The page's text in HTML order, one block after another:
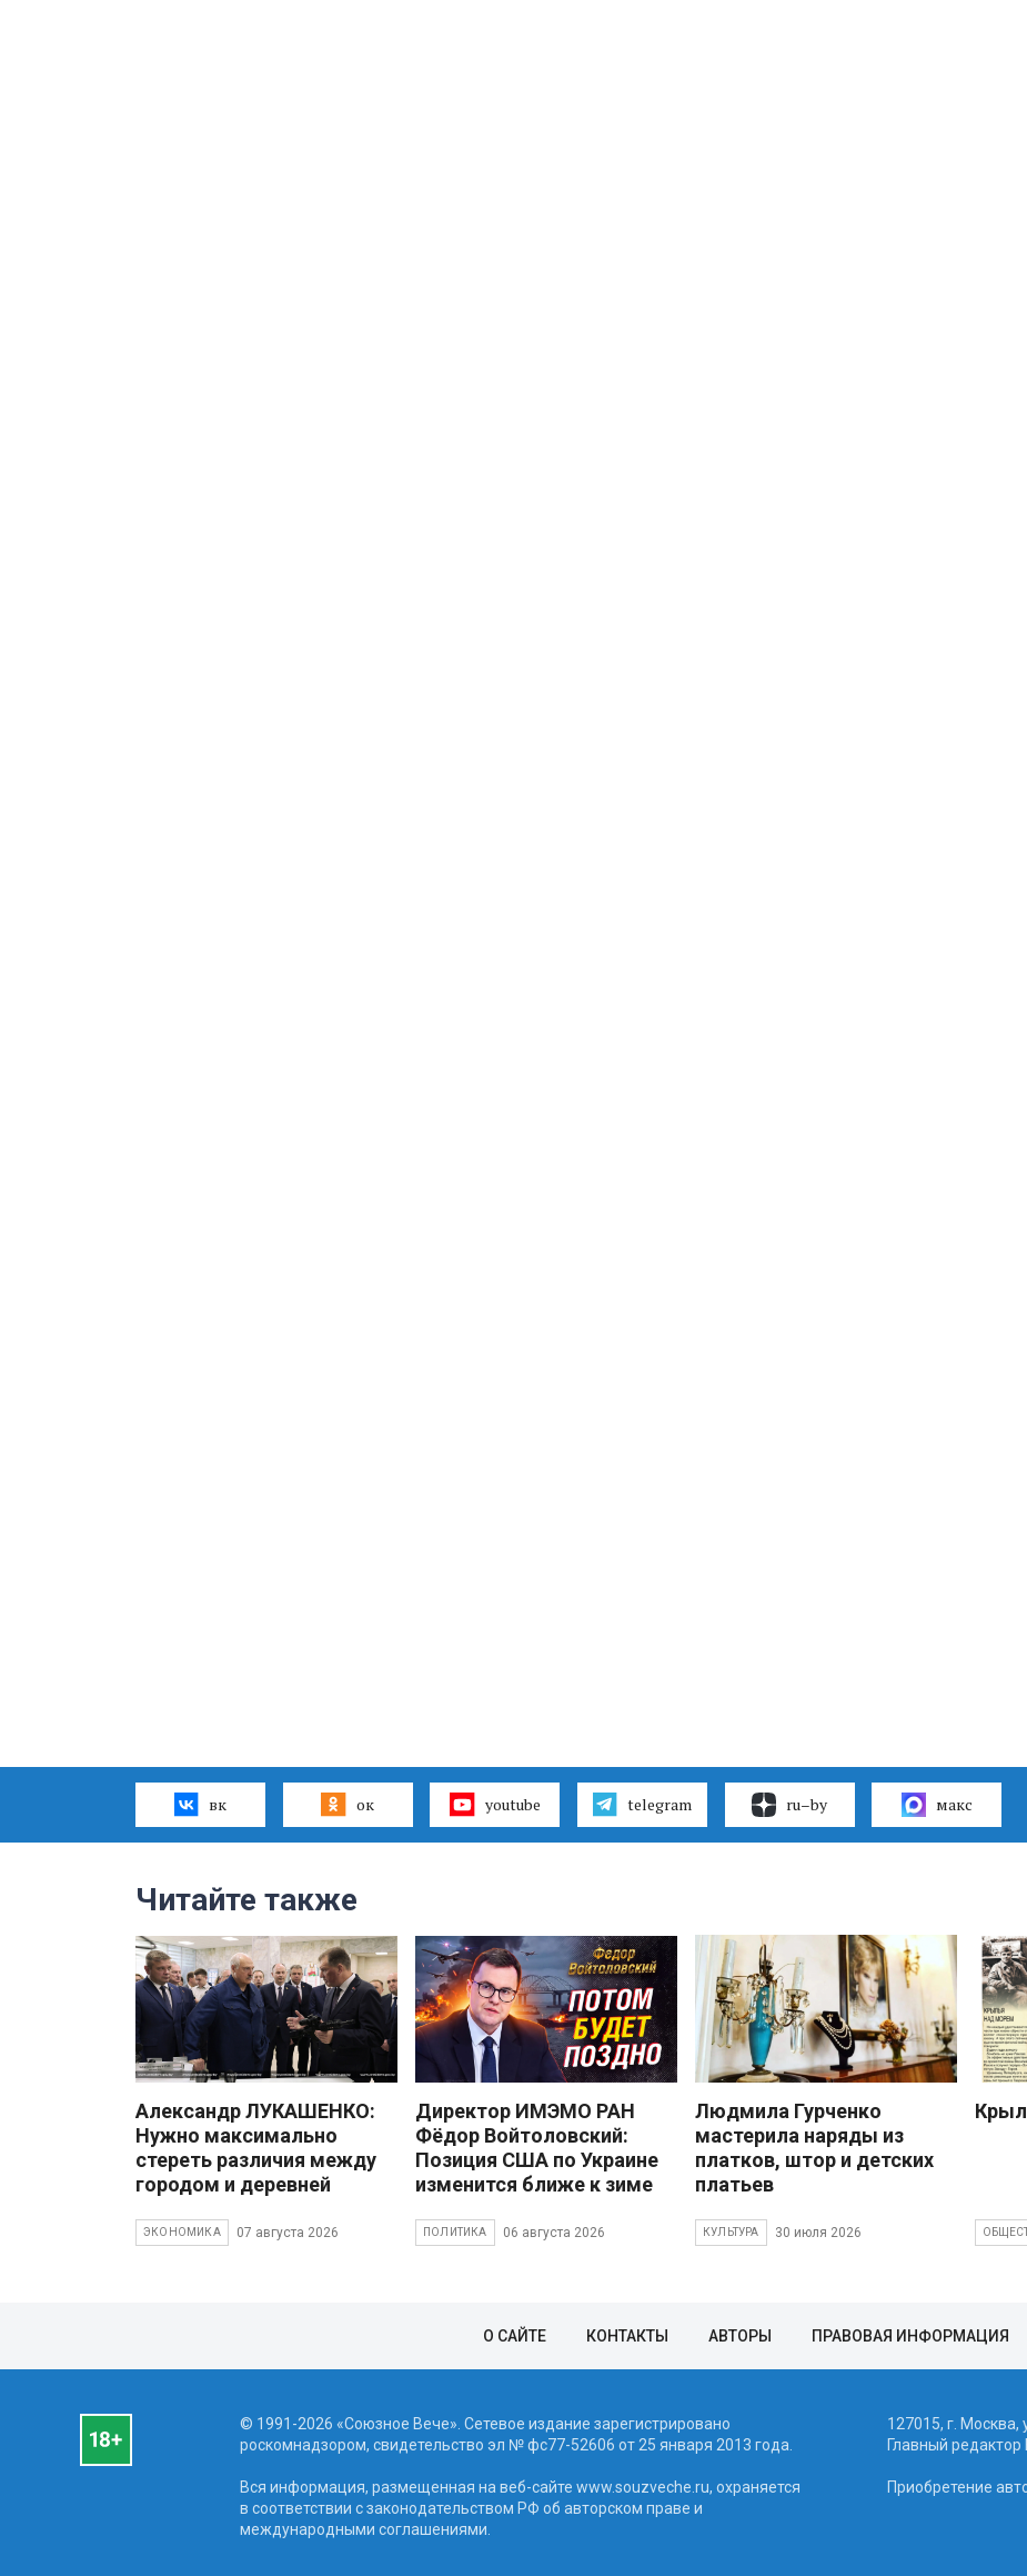
вк ок youtube telegram ru–by макс
Читайте также
Александр ЛУКАШЕНКО:
Нужно максимально
стереть различия между
городом и деревней
ЭКОНОМИКА 07 августа 2026
Директор ИМЭМО РАН
Фёдор Войтоловский:
Позиция США по Украине
изменится ближе к зиме
ПОЛИТИКА 06 августа 2026
Людмила Гурченко
мастерила наряды из
платков, штор и детских
платьев
КУЛЬТУРА 30 июля 2026
О САЙТЕ КОНТАКТЫ АВТОРЫ ПРАВОВАЯ ИНФОРМАЦИЯ
© 1991-2026 «Союзное Вече». Сетевое издание зарегистрировано
роскомнадзором, свидетельство эл № фc77-52606 от 25 января 2013 года.
Вся информация, размещенная на веб-сайте www.souzveche.ru, охраняется
в соответствии с законодательством РФ об авторском праве и
международными соглашениями.
127015, г.
Главный
Приобретение